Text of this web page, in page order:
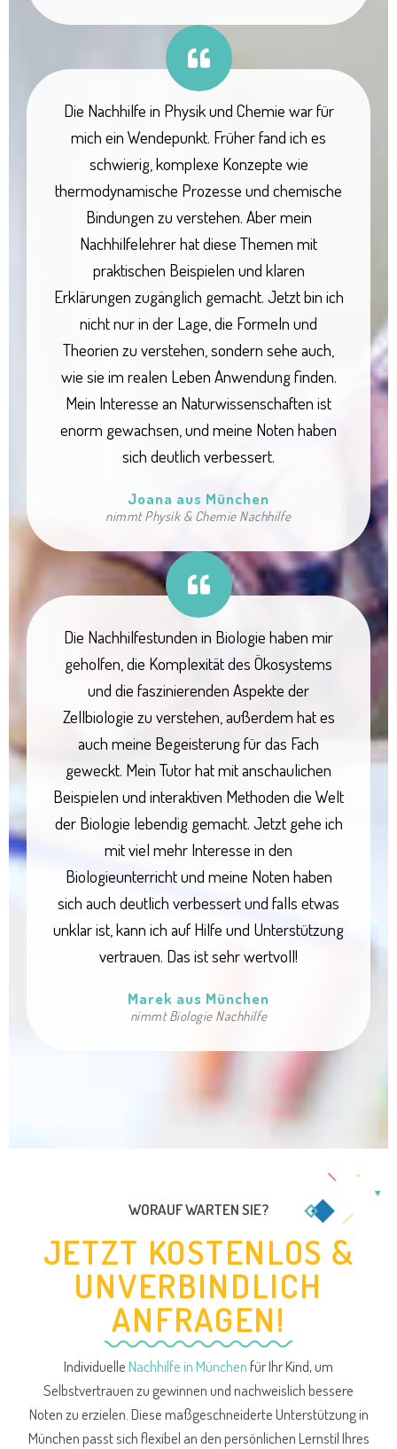
Die Nachhilfe in Physik und Chemie war für
mich ein Wendepunkt. Früher fand ich es
schwierig, komplexe Konzepte wie
thermodynamische Prozesse und chemische
Bindungen zu verstehen. Aber mein
Nachhilfelehrer hat diese Themen mit
praktischen Beispielen und klaren
Erklärungen zugänglich gemacht. Jetzt bin ich
nicht nur in der Lage, die Formeln und
Theorien zu verstehen, sondern sehe auch,
wie sie im realen Leben Anwendung finden.
Mein Interesse an Naturwissenschaften ist
enorm gewachsen, und meine Noten haben
sich deutlich verbessert.
Joana aus München
nimmt Physik & Chemie Nachhilfe
Die Nachhilfestunden in Biologie haben mir
geholfen, die Komplexität des Ökosystems
und die faszinierenden Aspekte der
Zellbiologie zu verstehen, außerdem hat es
auch meine Begeisterung für das Fach
geweckt. Mein Tutor hat mit anschaulichen
Beispielen und interaktiven Methoden die Welt
der Biologie lebendig gemacht. Jetzt gehe ich
mit viel mehr Interesse in den
Biologieunterricht und meine Noten haben
sich auch deutlich verbessert und falls etwas
unklar ist, kann ich auf Hilfe und Unterstützung
vertrauen. Das ist sehr wertvoll!
Marek aus München
nimmt Biologie Nachhilfe
WORAUF WARTEN SIE?
JETZT KOSTENLOS &
UNVERBINDLICH
ANFRAGEN!
IndividuelleNachhilfe in Münchenfür Ihr Kind, um
Selbstvertrauen zu gewinnen und nachweislich bessere
Noten zu erzielen. Diese maßgeschneiderte Unterstützung in
München passt sich flexibel an den persönlichen Lernstil Ihres